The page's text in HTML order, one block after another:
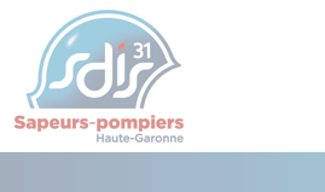
Panneau de gestion des cookies